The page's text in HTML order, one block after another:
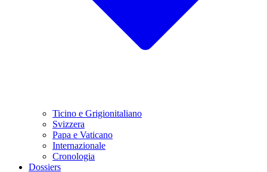
Ticino e Grigionitaliano
Svizzera
Papa e Vaticano
Internazionale
Cronologia
Dossiers